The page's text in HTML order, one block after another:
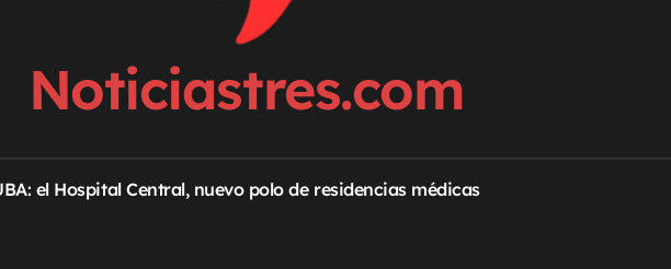
Noticiastres.com
el Hospital Central, nuevo polo de residencias médicas